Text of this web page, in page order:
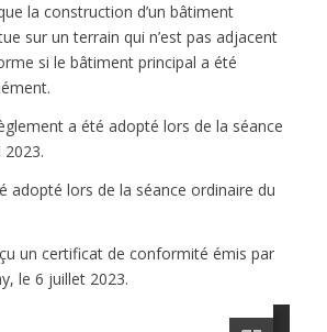
la construction d’un bâtiment
sur un terrain qui n’est pas adjacent
si le bâtiment principal a été
a été adopté lors de la séance
adopté lors de la séance ordinaire du
un certificat de conformité émis par
le 6 juillet 2023.